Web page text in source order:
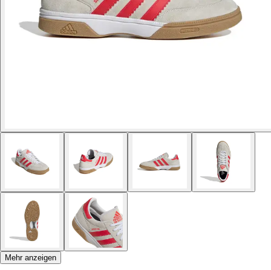
Mehr anzeigen